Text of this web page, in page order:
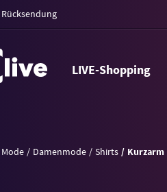
LIVE-Shopping
Mode Damenmode Shirts Kurzarm